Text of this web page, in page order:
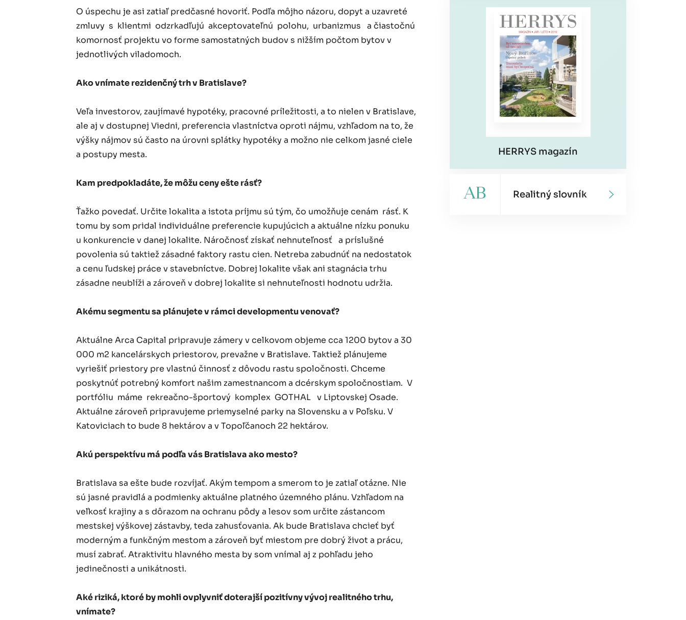
O úspechu je asi zatiaľ predčasné hovoriť. Podľa môjho názoru, dopyt a uzavreté
zmluvy s klientmi odzrkadľujú akceptovateľnú polohu, urbanizmus a čiastočnú
komornosť projektu vo forme samostatných budov s nižším počtom bytov v
jednotlivých viladomoch.
Ako vnímate rezidenčný trh v Bratislave?
Veľa investorov, zaujímavé hypotéky, pracovné príležitosti, a to nielen v Bratislave,
ale aj v dostupnej Viedni, preferencia vlastníctva oproti nájmu, vzhľadom na to, že
výšky nájmov sú často na úrovni splátky hypotéky a možno nie celkom jasné ciele
a postupy mesta.
Kam predpokladáte, že môžu ceny ešte rásť?
Ťažko povedať. Určite lokalita a istota príjmu sú tým, čo umožňuje cenám rásť. K
tomu by som pridal individuálne preferencie kupujúcich a aktuálne nízku ponuku
u konkurencie v danej lokalite. Náročnosť získať nehnuteľnosť a príslušné
povolenia sú taktiež zásadné faktory rastu cien. Netreba zabudnúť na nedostatok
a cenu ľudskej práce v stavebníctve. Dobrej lokalite však ani stagnácia trhu
zásadne neublíži a zároveň v dobrej lokalite si nehnuteľnosti hodnotu udržia.
Akému segmentu sa plánujete v rámci developmentu venovať?
Aktuálne Arca Capital pripravuje zámery v celkovom objeme cca 1200 bytov a 30
000 m2 kancelárskych priestorov, prevažne v Bratislave. Taktiež plánujeme
vyriešiť priestory pre vlastnú činnosť z dôvodu rastu spoločnosti. Chceme
poskytnúť potrebný komfort našim zamestnancom a dcérskym spoločnostiam. V
portfóliu máme rekreačno-športový komplex GOTHAL v Liptovskej Osade.
Aktuálne zároveň pripravujeme priemyselné parky na Slovensku a v Poľsku. V
Katoviciach to bude 8 hektárov a v Topoľčanoch 22 hektárov.
Akú perspektívu má podľa vás Bratislava ako mesto?
Bratislava sa ešte bude rozvíjať. Akým tempom a smerom to je zatiaľ otázne. Nie
sú jasné pravidlá a podmienky aktuálne platného územného plánu. Vzhľadom na
veľkosť krajiny a s dôrazom na ochranu pôdy a lesov som určite zástancom
mestskej výškovej zástavby, teda zahusťovania. Ak bude Bratislava chcieť byť
moderným a funkčným mestom a zároveň byť miestom pre dobrý život a prácu,
musí zabrať. Atraktivitu hlavného mesta by som vnímal aj z pohľadu jeho
jedinečnosti a unikátnosti.
Aké riziká, ktoré by mohli ovplyvniť doterajší pozitívny vývoj realitného trhu,
vnímate?
HERRYS magazín
AB Realitný slovník